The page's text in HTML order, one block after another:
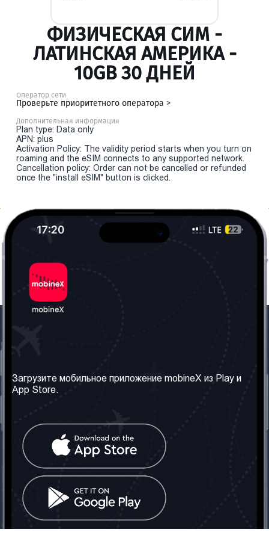
ФИЗИЧЕСКАЯ СИМ -
ЛАТИНСКАЯ АМЕРИКА -
10GB 30 ДНЕЙ
Оператор сети
Проверьте приоритетного оператора >
Дополнительная информация
Plan type: Data only
APN: plus
Activation Policy: The validity period starts when you turn on
roaming and the eSIM connects to any supported network.
Cancellation policy: Order can not be cancelled or refunded
once the "install eSIM" button is clicked.
Наши сервисы
Правила и Условия
Часто задаваемые
вопросы
Контакт
Грузия: Тбилиси
Телефон: +442030340050
Email:info@mobinex.com
Социальные сети
Загрузите мобильное приложение mobineX из Play и
App Store.